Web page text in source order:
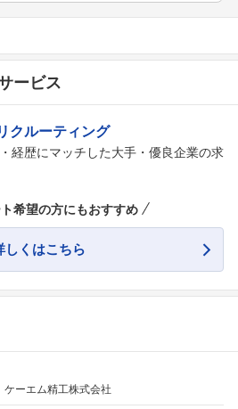
ローしました
ービス
クルーティング
経歴にマッチした大手・優良企業の求
希望の方にもおすすめ
しくはこちら
ケーエム精工株式会社